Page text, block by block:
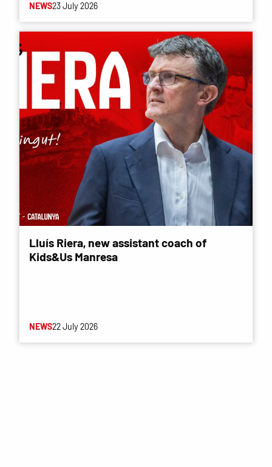
NEWS23 July 2026
Lluís Riera, new assistant coach of
Kids&Us Manresa
NEWS22 July 2026